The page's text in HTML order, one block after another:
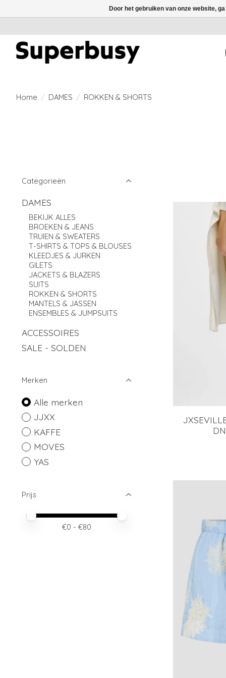
Home / DAMES / ROKKEN & SHORTS
Categorieën
DAMES
BEKIJK ALLES
BROEKEN & JEANS
TRUIEN & SWEATERS
T-SHIRTS & TOPS & BLOUSES
KLEEDJES & JURKEN
GILETS
JACKETS & BLAZERS
SUITS
ROKKEN & SHORTS
MANTELS & JASSEN
ENSEMBLES & JUMPSUITS
ACCESSOIRES
SALE - SOLDEN
Merken
Alle merken
JJXX
KAFFE
MOVES
YAS
Prijs
Minimale prijswaarde
Price maximum value
€0 - €80
Door het gebruiken van onze website,